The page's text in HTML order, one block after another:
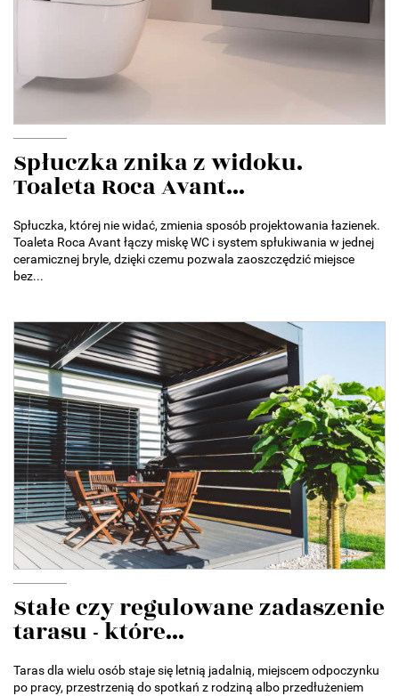
Spłuczka znika z widoku.
Toaleta Roca Avant...
Spłuczka, której nie widać, zmienia sposób projektowania łazienek.
Toaleta Roca Avant łączy miskę WC i system spłukiwania w jednej
ceramicznej bryle, dzięki czemu pozwala zaoszczędzić miejsce
bez...
Stałe czy regulowane zadaszenie
tarasu - które...
Taras dla wielu osób staje się letnią jadalnią, miejscem odpoczynku
po pracy, przestrzenią do spotkań z rodziną albo przedłużeniem